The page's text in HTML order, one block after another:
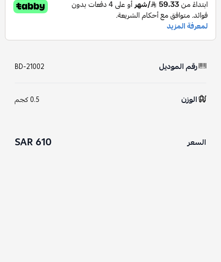
رقم الموديل BD-21002
الوزن 0.5 كجم
السعر 610 SAR